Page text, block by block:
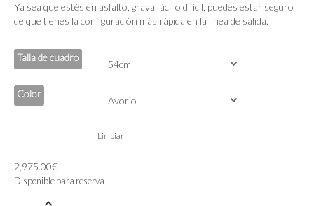
Ya sea que estés en asfalto, grava fácil o difícil, puedes estar seguro
de que tienes la configuración más rápida en la línea de salida.
Talla de cuadro
Color
Limpiar
2,975.00€
Disponible para reserva